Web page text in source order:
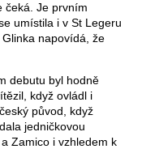
čeká. Je prvním
umístila i v St Legeru
napovídá, že
debutu byl hodně
když ovládl i
původ, když
jedničkovou
Zamico i vzhledem k